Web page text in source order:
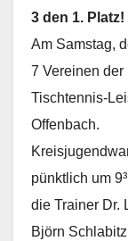
3 den 1. Platz!
Am Samstag,
7 Vereinen
Tischtennis-
Offenbach.
pünktlich um
die Trainer Dr.
Björn